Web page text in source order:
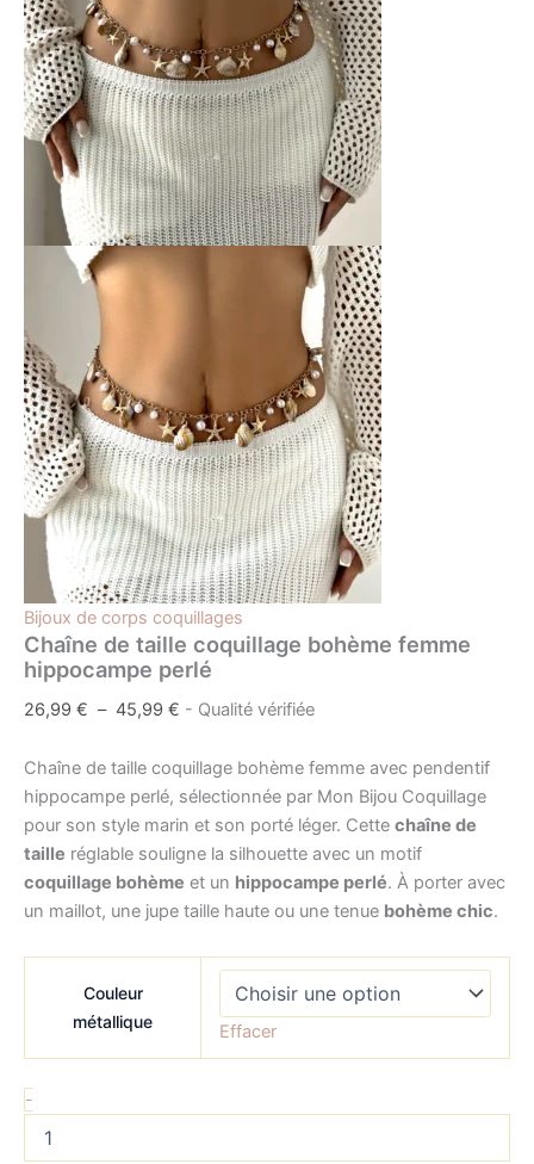
Bijoux de corps coquillages
Chaîne de taille coquillage bohème femme
hippocampe perlé
26,99 € – 45,99 € - Qualité vérifiée
Chaîne de taille coquillage bohème femme avec pendentif
hippocampe perlé, sélectionnée par Mon Bijou Coquillage
pour son style marin et son porté léger. Cette chaîne de
taille réglable souligne la silhouette avec un motif
coquillage bohème et un hippocampe perlé. À porter avec
un maillot, une jupe taille haute ou une tenue bohème chic.
Couleur
métallique
Effacer
-